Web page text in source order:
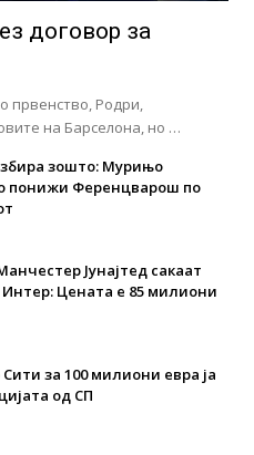
договор за
првенство, Родри,
на Барселона, но …
зошто: Мурињо
понижи Ференцварош по
Јунајтед сакаат
Интер: Цената е 85 милиони
за 100 милиони евра ја
од СП